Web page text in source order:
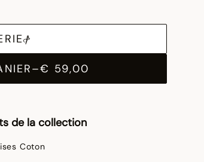
–€ 59,00
de la collection
Coton